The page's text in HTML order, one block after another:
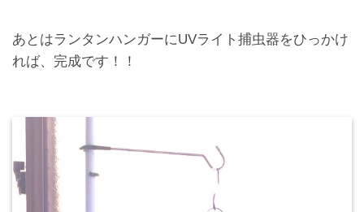
あとはランタンハンガーにUVライト捕虫器をひっかけ
れば、完成です！！